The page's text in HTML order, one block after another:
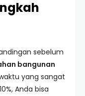
sebelum
bangunan
yang sangat
Anda bisa